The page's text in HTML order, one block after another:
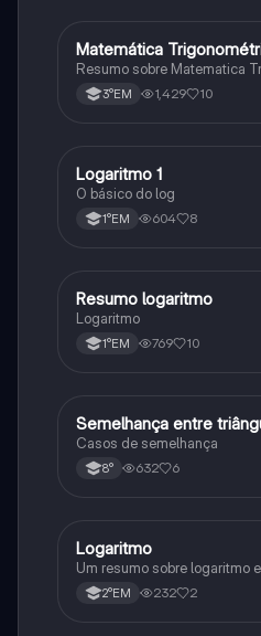
Matematica
Matemática
Resumo sobre Matematica
3°EM 1,429 10
Matematica
Logaritmo 1
O básico do log
1°EM 604 8
Matematica
Resumo logaritmo
Logaritmo
1°EM 769 10
Matematica
Semelhança entre
Casos de semelhança
8° 632 6
Matematica
Logaritmo
Um resumo sobre logaritmo
2°EM 232 2